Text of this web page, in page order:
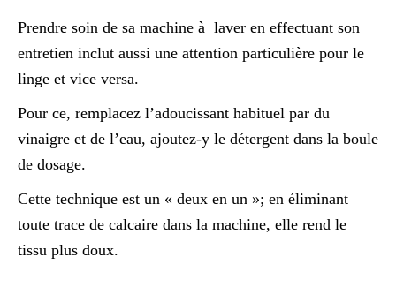
Prendre soin de sa machine à laver en effectuant son
entretien inclut aussi une attention particulière pour le
linge et vice versa.
Pour ce, remplacez l’adoucissant habituel par du
vinaigre et de l’eau, ajoutez-y le détergent dans la boule
de dosage.
Cette technique est un « deux en un »; en éliminant
toute trace de calcaire dans la machine, elle rend le
tissu plus doux.